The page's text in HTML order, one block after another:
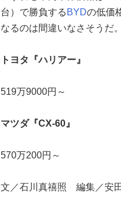
台）で勝負する BYDの低価
なるのは間違いなさそうだ。
トヨタ『ハリアー』
519万9000円～
マツダ『CX-60』
570万200円～
文／石川真禧照 編集／安